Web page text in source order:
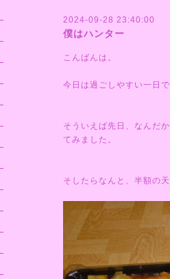
2024-09-28 23:40:00
僕はハンター
こんばんは。
今日は過ごしやすい一日で
そういえば先日、なんだ
てみました。
そしたらなんと、半額の